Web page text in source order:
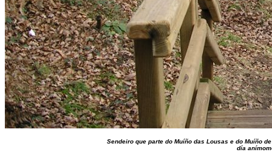
Sendeiro que parte do Muíño das Lousas e do Muíño
día